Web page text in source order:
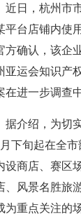
，杭州市市
平台店铺内使
方确认，该企
亚运会知识产
在进一步调查中
绍，为切实
下旬起在全
设商店、赛区
、风景名胜旅
为重点关注的